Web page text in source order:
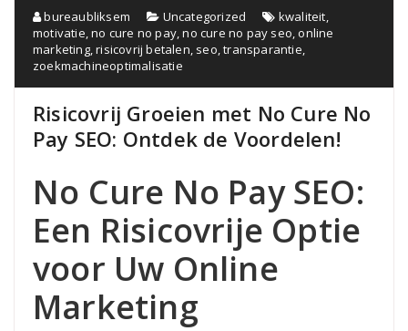
bureaubliksem Uncategorized kwaliteit,
motivatie,no cure no pay,no cure no pay seo,online
marketing,risicovrij betalen, seo,transparantie,
zoekmachineoptimalisatie
Risicovrij Groeien met No Cure No
Pay SEO: Ontdek de Voordelen!
No Cure No Pay SEO:
Een Risicovrije Optie
voor Uw Online
Marketing